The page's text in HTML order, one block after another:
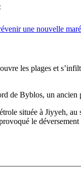
une nouvelle
les plages et
de Byblos, un
située à Jiyyeh,
le